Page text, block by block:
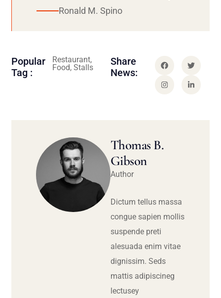
Ronald M. Spino
Popular
Tag :
Restaurant,
Food, Stalls
Share
News:
Thomas B.
Gibson
Author
Dictum tellus massa
congue sapien mollis
suspende preti
alesuada enim vitae
dignissim. Seds
mattis adipiscineg
lectusey